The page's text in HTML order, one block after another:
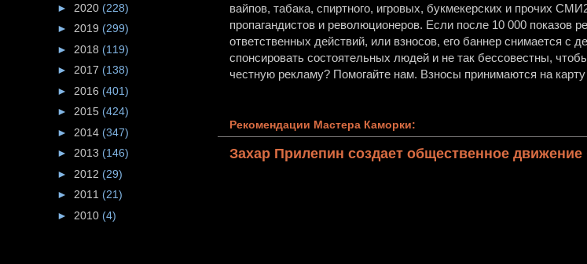
вайпов, табака, спиртного, игровых, букмекерских и прочих
пропагандистов и революционеров. Если после 10 000 показов
ответственных действий, или взносов, его баннер снимается с
спонсировать состоятельных людей и не так бессовестны,
честную рекламу? Помогайте нам. Взносы принимаются на
Рекомендации Мастера Каморки:
Захар Прилепин создает общественное движение
► 2020 (228)
► 2019 (299)
► 2018 (119)
► 2017 (138)
► 2016 (401)
► 2015 (424)
► 2014 (347)
► 2013 (146)
► 2012 (29)
► 2011 (21)
► 2010 (4)